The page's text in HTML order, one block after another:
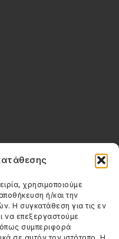
χρησιμοποιούμε
ή/και την
Η συγκατάθεση για τις εν
να επεξεργαστούμε
συμπεριφορά